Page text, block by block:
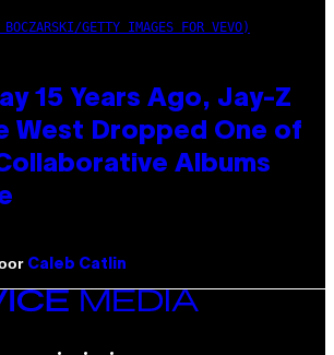
GETTY IMAGES FOR VEVO)
15 Years Ago, Jay-Z
West Dropped One of
Albums
Caleb Catlin